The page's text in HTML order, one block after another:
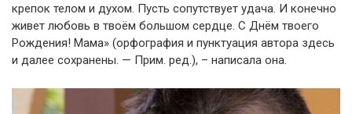
крепок телом и духом. Пусть сопутствует удача. И конечно
живет любовь в твоём большом сердце. С Днём твоего
Рождения! Мама» (орфография и пунктуация автора здесь
и далее сохранены. — Прим. ред.), – написала она.